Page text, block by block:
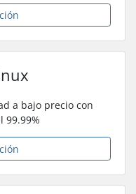
a bajo precio con
99.99%